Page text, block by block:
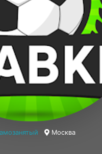
Москва